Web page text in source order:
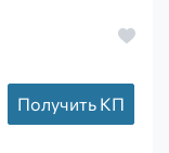
Получить КП